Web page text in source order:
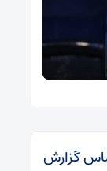
گزارش